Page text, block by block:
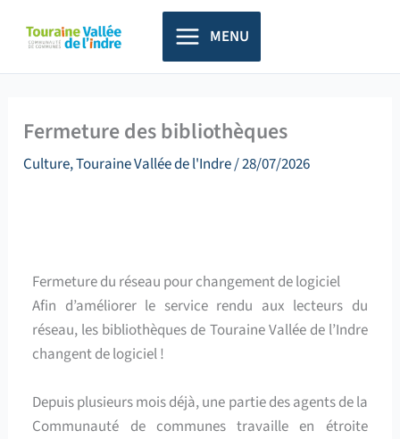
principal
MENU
Fermeture des bibliothèques
Culture,Touraine Vallée de l'Indre/28/07/2026
Fermeture du réseau pour changement de logiciel
Afin d’améliorer le service rendu aux lecteurs du
réseau, les bibliothèques de Touraine Vallée de l’Indre
changent de logiciel !
Depuis plusieurs mois déjà, une partie des agents de la
Communauté de communes travaille en étroite